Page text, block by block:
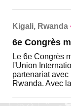
Kigali, Rwanda
6e Congrès
Le 6e Congrès
l'Union
partenariat
Rwanda. Avec